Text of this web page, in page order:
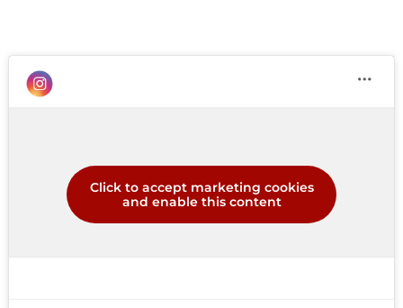
Click to accept marketing cookies
and enable this content